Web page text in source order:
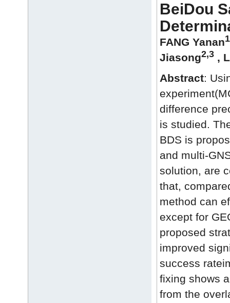
BeiDou
FANG Yanan
Jiasong2,3 ,
Abstract:
difference
is studied.
BDS is
and multi-
solution, are
that,
method can
except for
proposed
improved
success
fixing shows
from the